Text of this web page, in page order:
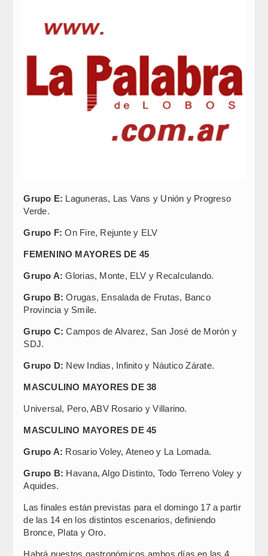
Grupo E: Laguneras, Las Vans y Unión y Progreso
Verde.
Grupo F:On Fire, Rejunte y ELV
FEMENINO MAYORES DE 45
Grupo A:Glorias, Monte, ELV y Recalculando.
Grupo B:Orugas, Ensalada de Frutas, Banco
Provincia y Smile.
Grupo C:Campos de Alvarez, San José de Morón y
SDJ.
Grupo D: New Indias, Infinito y Náutico Zárate.
MASCULINO MAYORES DE 38
Universal, Pero, ABV Rosario y Villarino.
MASCULINO MAYORES DE 45
Grupo A: Rosario Voley, Ateneo y La Lomada.
Grupo B: Havana, Algo Distinto, Todo Terreno Voley y
Aquides.
Las finales están previstas para el domingo 17 a partir
de las 14 en los distintos escenarios, definiendo
Bronce, Plata y Oro.
Habrá puestos gastronómicos ambos días en las 4